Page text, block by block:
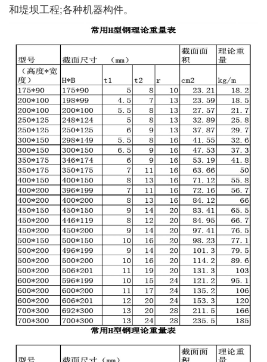
和堤坝工程;各种机器构件。